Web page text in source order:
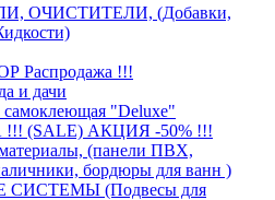
ОЧИСТИТЕЛИ, (Добавки,
Распродажа !!!
и дачи
"Deluxe"
(SALE) АКЦИЯ -50% !!!
(панели ПВХ,
бордюры для ванн )
(Подвесы для